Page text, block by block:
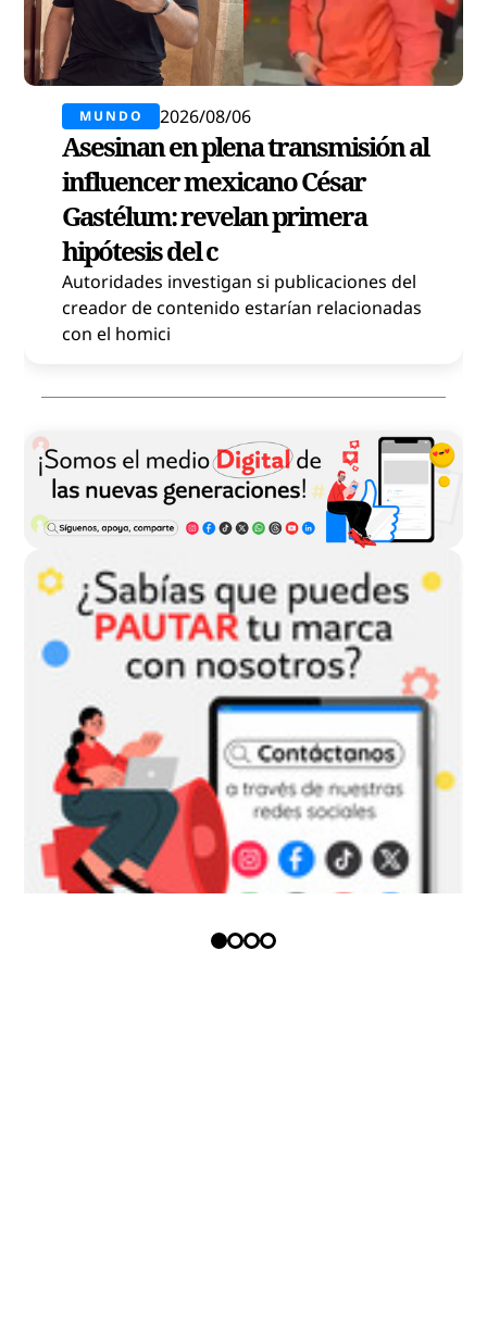
MUNDO 2026/08/06
Asesinan en plena transmisión al
influencer mexicano César
Gastélum: revelan primera
hipótesis del c
Autoridades investigan si publicaciones del
creador de contenido estarían relacionadas
con el homici